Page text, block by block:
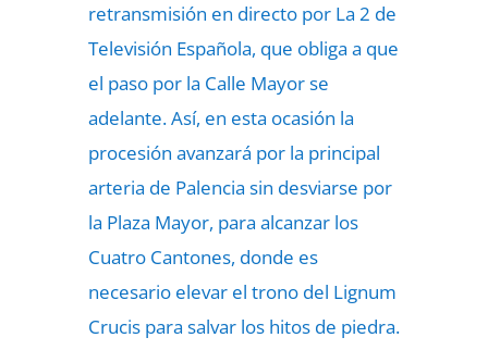
retransmisión en directo por La 2 de
Televisión Española, que obliga a que
el paso por la Calle Mayor se
adelante. Así, en esta ocasión la
procesión avanzará por la principal
arteria de Palencia sin desviarse por
la Plaza Mayor, para alcanzar los
Cuatro Cantones, donde es
necesario elevar el trono del Lignum
Crucis para salvar los hitos de piedra.